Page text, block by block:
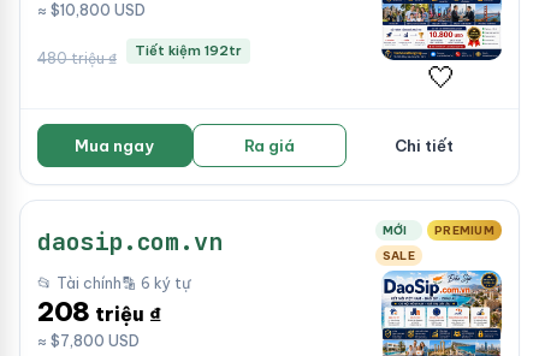
≈ $10,800 USD
480 triệu ₫ Tiết kiệm 192tr
🤍
Mua ngay Ra giá Chi tiết
daosip.com.vn MỚI
PREMIUM
SALE
📂 Tài chính🔡 6 ký tự
208 triệu ₫
≈ $7,800 USD